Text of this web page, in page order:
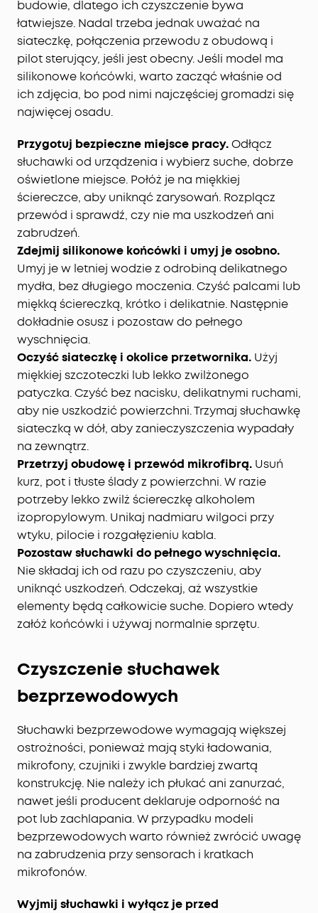
budowie, dlatego ich czyszczenie bywa
łatwiejsze. Nadal trzeba jednak uważać na
siateczkę, połączenia przewodu z obudową i
pilot sterujący, jeśli jest obecny. Jeśli model ma
silikonowe końcówki, warto zacząć właśnie od
ich zdjęcia, bo pod nimi najczęściej gromadzi się
najwięcej osadu.
Przygotuj bezpieczne miejsce pracy.Odłącz
słuchawki od urządzenia i wybierz suche, dobrze
oświetlone miejsce. Połóż je na miękkiej
ściereczce, aby uniknąć zarysowań. Rozplącz
przewód i sprawdź, czy nie ma uszkodzeń ani
zabrudzeń.
Zdejmij silikonowe końcówki i umyj je osobno.
Umyj je w letniej wodzie z odrobiną delikatnego
mydła, bez długiego moczenia. Czyść palcami lub
miękką ściereczką, krótko i delikatnie. Następnie
dokładnie osusz i pozostaw do pełnego
wyschnięcia.
Oczyść siateczkę i okolice przetwornika. Użyj
miękkiej szczoteczki lub lekko zwilżonego
patyczka. Czyść bez nacisku, delikatnymi ruchami,
aby nie uszkodzić powierzchni. Trzymaj słuchawkę
siateczką w dół, aby zanieczyszczenia wypadały
na zewnątrz.
Przetrzyj obudowę i przewód mikrofibrą. Usuń
kurz, pot i tłuste ślady z powierzchni. W razie
potrzeby lekko zwilż ściereczkę alkoholem
izopropylowym. Unikaj nadmiaru wilgoci przy
wtyku, pilocie i rozgałęzieniu kabla.
Pozostaw słuchawki do pełnego wyschnięcia.
Nie składaj ich od razu po czyszczeniu, aby
uniknąć uszkodzeń. Odczekaj, aż wszystkie
elementy będą całkowicie suche. Dopiero wtedy
załóż końcówki i używaj normalnie sprzętu.
Czyszczenie słuchawek
bezprzewodowych
Słuchawki bezprzewodowe wymagają większej
ostrożności, ponieważ mają styki ładowania,
mikrofony, czujniki i zwykle bardziej zwartą
konstrukcję. Nie należy ich płukać ani zanurzać,
nawet jeśli producent deklaruje odporność na
pot lub zachlapania. W przypadku modeli
bezprzewodowych warto również zwrócić uwagę
na zabrudzenia przy sensorach i kratkach
mikrofonów.
Wyjmij słuchawki i wyłącz je przed